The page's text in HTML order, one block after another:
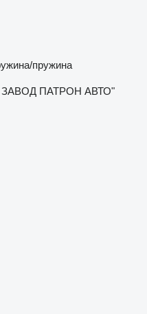
пружина
ПАТРОН АВТО"